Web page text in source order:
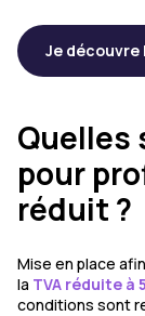
Je découvre
Quelles
pour
réduit ?
Mise en place
la TVA réduite à
conditions sont